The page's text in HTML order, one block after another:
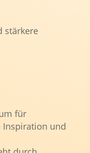
stärkere
für
Inspiration und